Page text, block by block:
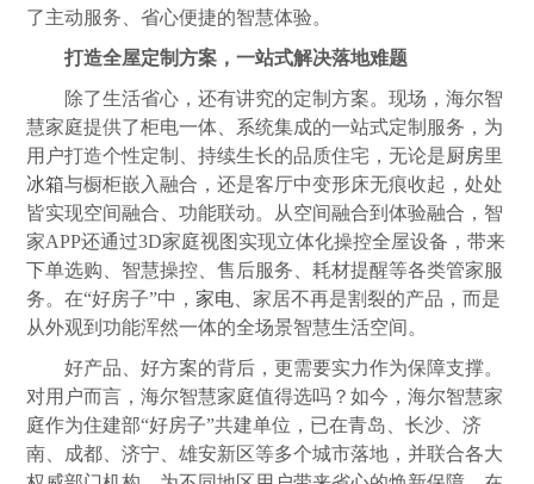
了主动服务、省心便捷的智慧体验。
打造全屋定制方案，一站式解决落地难题
除了生活省心，还有讲究的定制方案。现场，海尔智
慧家庭提供了柜电一体、系统集成的一站式定制服务，为
用户打造个性定制、持续生长的品质住宅，无论是厨房里
冰箱与橱柜嵌入融合，还是客厅中变形床无痕收起，处处
皆实现空间融合、功能联动。从空间融合到体验融合，智
家APP还通过3D家庭视图实现立体化操控全屋设备，带来
下单选购、智慧操控、售后服务、耗材提醒等各类管家服
务。在“好房子”中， 家电 、家居不再是割裂的产品，而是
从外观到功能浑然一体的全场景智慧生活空间。
好产品、好方案的背后，更需要实力作为保障支撑。
对用户而言，海尔智慧家庭值得选吗？如今，海尔智慧家
庭作为住建部“好房子”共建单位，已在青岛、长沙、济
南、成都、济宁、雄安新区等多个城市落地，并联合各大